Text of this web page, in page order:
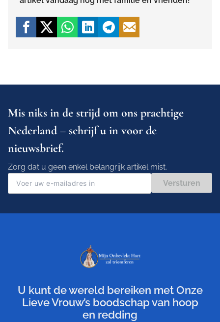
Mis niks in de strijd om ons prachtige
Nederland – schrijf u in voor de
nieuwsbrief.
Zorg dat u geen enkel belangrijk artikel mist.
Versturen
U kunt de wereld bereiken met Onze
Lieve Vrouw’s boodschap van hoop
en redding